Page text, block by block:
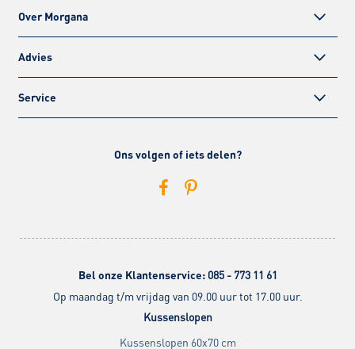
Over Morgana
Advies
Service
Ons volgen of iets delen?
Bel onze Klantenservice: 085 - 773 11 61
Op maandag t/m vrijdag van 09.00 uur tot 17.00 uur.
Kussenslopen
Kussenslopen 60x70 cm